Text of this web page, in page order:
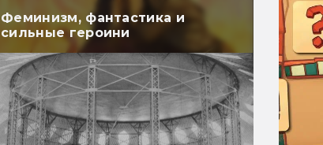
Феминизм, фантастика и
сильные героини